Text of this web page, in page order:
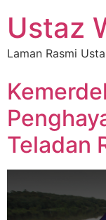
Ustaz
Laman Rasmi
Teladan